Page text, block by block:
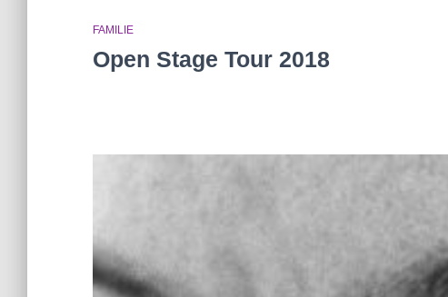
FAMILIE
Open Stage Tour 2018